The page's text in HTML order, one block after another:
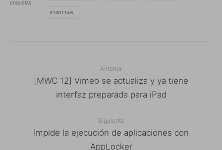
ETIQUETAS
TWITTER
Anterior
[MWC 12] Vimeo se actualiza y ya tiene
interfaz preparada para iPad
Siguiente
Impide la ejecución de aplicaciones con
AppLocker